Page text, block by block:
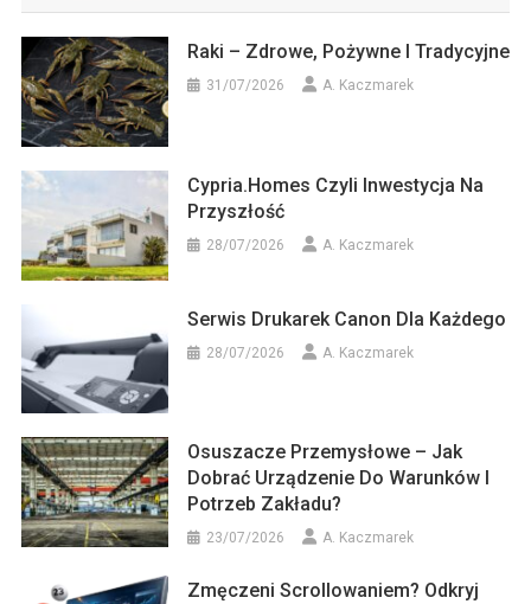
Raki – Zdrowe, Pożywne I Tradycyjne
31/07/2026 A. Kaczmarek
Cypria.homes Czyli Inwestycja Na
Przyszłość
28/07/2026 A. Kaczmarek
Serwis Drukarek Canon Dla Każdego
28/07/2026 A. Kaczmarek
Osuszacze Przemysłowe – Jak
Dobrać Urządzenie Do Warunków I
Potrzeb Zakładu?
23/07/2026 A. Kaczmarek
Zmęczeni Scrollowaniem? Odkryj